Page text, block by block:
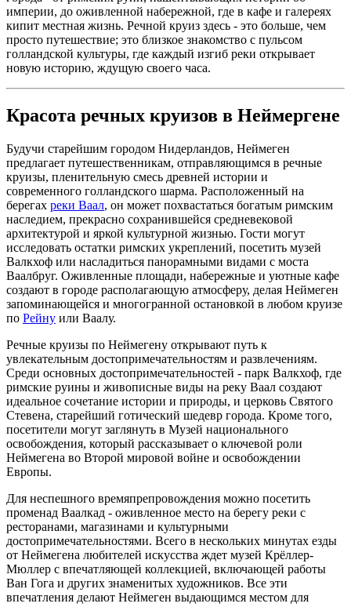
империи, до оживленной набережной, где в кафе и галереях
кипит местная жизнь. Речной круиз здесь - это больше, чем
просто путешествие; это близкое знакомство с пульсом
голландской культуры, где каждый изгиб реки открывает
новую историю, ждущую своего часа.
Красота речных круизов в Неймергене
Будучи старейшим городом Нидерландов, Неймеген
предлагает путешественникам, отправляющимся в речные
круизы, пленительную смесь древней истории и
современного голландского шарма. Расположенный на
берегах реки Ваал, он может похвастаться богатым римским
наследием, прекрасно сохранившейся средневековой
архитектурой и яркой культурной жизнью. Гости могут
исследовать остатки римских укреплений, посетить музей
Валкхоф или насладиться панорамными видами с моста
Ваалбруг. Оживленные площади, набережные и уютные кафе
создают в городе располагающую атмосферу, делая Неймеген
запоминающейся и многогранной остановкой в любом круизе
по Рейну или Ваалу.
Речные круизы по Неймегену открывают путь к
увлекательным достопримечательностям и развлечениям.
Среди основных достопримечательностей - парк Валкхоф, где
римские руины и живописные виды на реку Ваал создают
идеальное сочетание истории и природы, и церковь Святого
Стевена, старейший готический шедевр города. Кроме того,
посетители могут заглянуть в Музей национального
освобождения, который рассказывает о ключевой роли
Неймегена во Второй мировой войне и освобождении
Европы.
Для неспешного времяпрепровождения можно посетить
променад Ваалкад - оживленное место на берегу реки с
ресторанами, магазинами и культурными
достопримечательностями. Всего в нескольких минутах езды
от Неймегена любителей искусства ждет музей Крёллер-
Мюллер с впечатляющей коллекцией, включающей работы
Ван Гога и других знаменитых художников. Все эти
впечатления делают Неймеген выдающимся местом для